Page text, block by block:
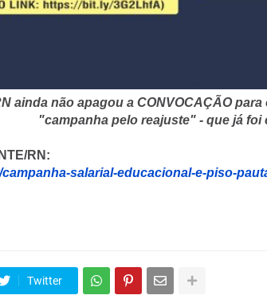
ainda não apagou a CONVOCAÇÃO
"campanha pelo reajuste" - que já foi
RN:
salarial-educacional-e-piso-
Twitter